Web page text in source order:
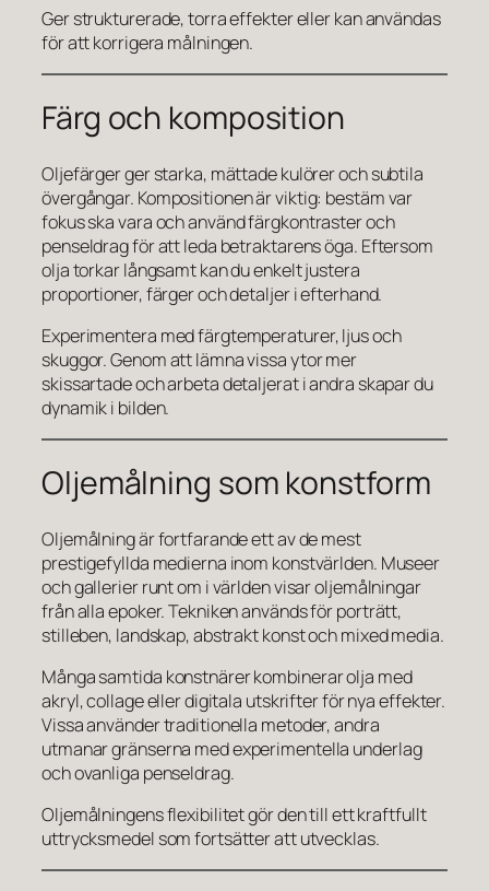
Ger strukturerade, torra effekter eller kan användas
för att korrigera målningen.
Färg och komposition
Oljefärger ger starka, mättade kulörer och subtila
övergångar. Kompositionen är viktig: bestäm var
fokus ska vara och använd färgkontraster och
penseldrag för att leda betraktarens öga. Eftersom
olja torkar långsamt kan du enkelt justera
proportioner, färger och detaljer i efterhand.
Experimentera med färgtemperaturer, ljus och
skuggor. Genom att lämna vissa ytor mer
skissartade och arbeta detaljerat i andra skapar du
dynamik i bilden.
Oljemålning som konstform
Oljemålning är fortfarande ett av de mest
prestigefyllda medierna inom konstvärlden. Museer
och gallerier runt om i världen visar oljemålningar
från alla epoker. Tekniken används för porträtt,
stilleben, landskap, abstrakt konst och mixed media.
Många samtida konstnärer kombinerar olja med
akryl, collage eller digitala utskrifter för nya effekter.
Vissa använder traditionella metoder, andra
utmanar gränserna med experimentella underlag
och ovanliga penseldrag.
Oljemålningens flexibilitet gör den till ett kraftfullt
uttrycksmedel som fortsätter att utvecklas.